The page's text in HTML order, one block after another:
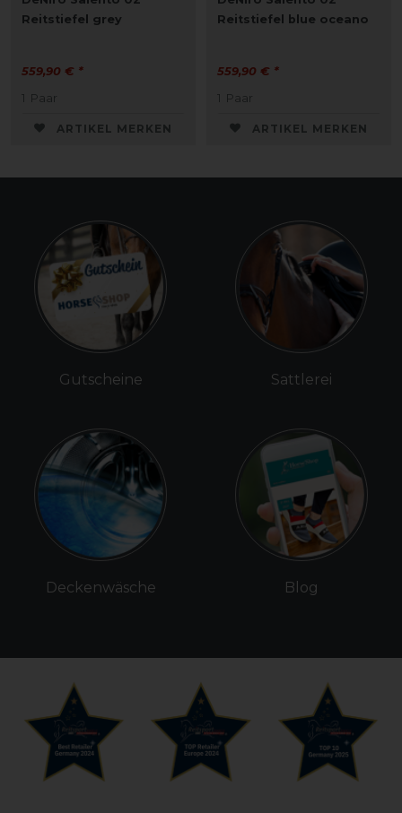
Reitstiefel grey
559,90 € *
1 Paar
ARTIKEL MERKEN
Reitstiefel blue oceano
559,90 € *
1 Paar
ARTIKEL MERKEN
Gutscheine
Deckenwäsche
Sattlerei
Blog